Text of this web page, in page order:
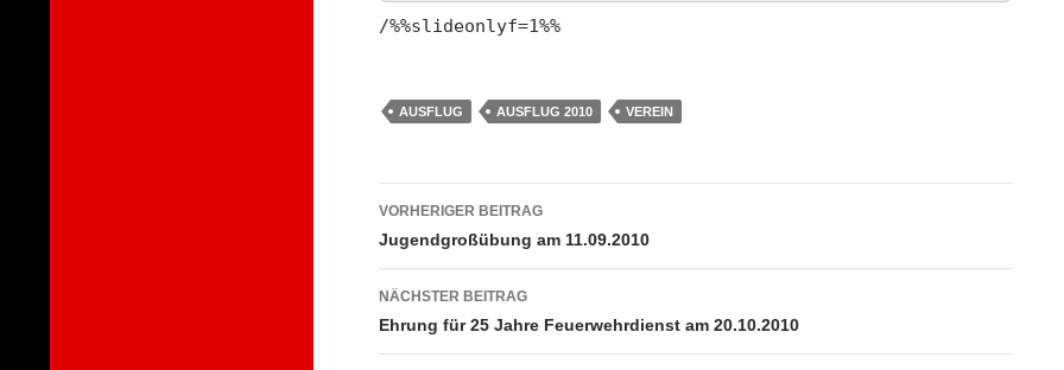
/%%slideonlyf=1%%
AUSFLUG AUSFLUG 2010 VEREIN
Beitragsnavigation
VORHERIGER BEITRAG
Jugendgroßübung am 11.09.2010
NÄCHSTER BEITRAG
Ehrung für 25 Jahre Feuerwehrdienst am 20.10.2010